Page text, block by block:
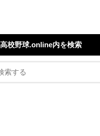
高校野球.online内を検索